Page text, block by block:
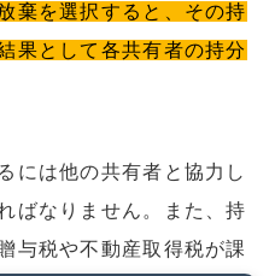
棄を選択すると、その持
果として各共有者の持分
には他の共有者と協力し
ばなりません。また、持
与税や不動産取得税が課